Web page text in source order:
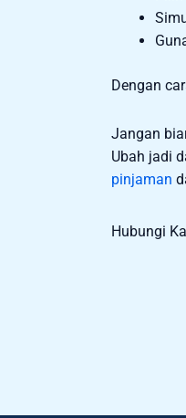
Dengan
Jangan
Ubah jadi
pinjaman
Hubungi